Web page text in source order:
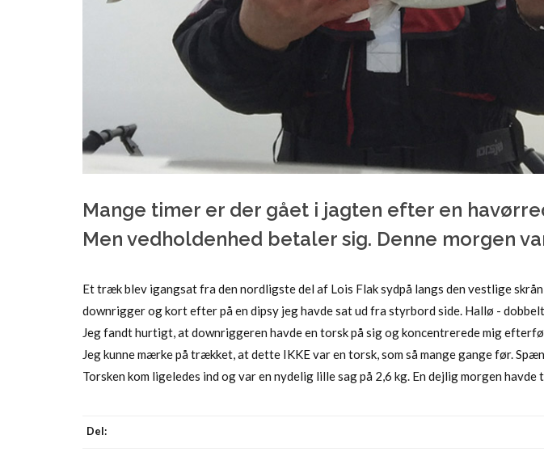
Mange timer er der gået i jagten efter en
Men vedholdenhed betaler sig. Denne morgen
Et træk blev igangsat fra den nordligste del af Lois Flak sydpå langs den vestlige
downrigger og kort efter på en dipsy jeg havde sat ud fra styrbord side. Hallø -
Jeg fandt hurtigt, at downriggeren havde en torsk på sig og koncentrerede mig
Jeg kunne mærke på trækket, at dette IKKE var en torsk, som så mange gange før.
Torsken kom ligeledes ind og var en nydelig lille sag på 2,6 kg. En dejlig morgen havde
Del: